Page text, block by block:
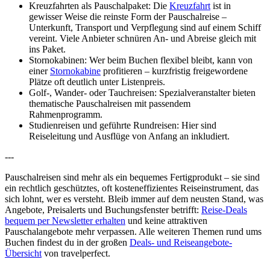
Kreuzfahrten als Pauschalpaket: Die Kreuzfahrt ist in
gewisser Weise die reinste Form der Pauschalreise –
Unterkunft, Transport und Verpflegung sind auf einem Schiff
vereint. Viele Anbieter schnüren An- und Abreise gleich mit
ins Paket.
Stornokabinen: Wer beim Buchen flexibel bleibt, kann von
einer Stornokabine profitieren – kurzfristig freigewordene
Plätze oft deutlich unter Listenpreis.
Golf-, Wander- oder Tauchreisen: Spezialveranstalter bieten
thematische Pauschalreisen mit passendem
Rahmenprogramm.
Studienreisen und geführte Rundreisen: Hier sind
Reiseleitung und Ausflüge von Anfang an inkludiert.
---
Pauschalreisen sind mehr als ein bequemes Fertigprodukt – sie sind
ein rechtlich geschütztes, oft kosteneffizientes Reiseinstrument, das
sich lohnt, wer es versteht. Bleib immer auf dem neusten Stand, was
Angebote, Preisalerts und Buchungsfenster betrifft: Reise-Deals
bequem per Newsletter erhalten und keine attraktiven
Pauschalangebote mehr verpassen. Alle weiteren Themen rund ums
Buchen findest du in der großen Deals- und Reiseangebote-
Übersicht von travelperfect.